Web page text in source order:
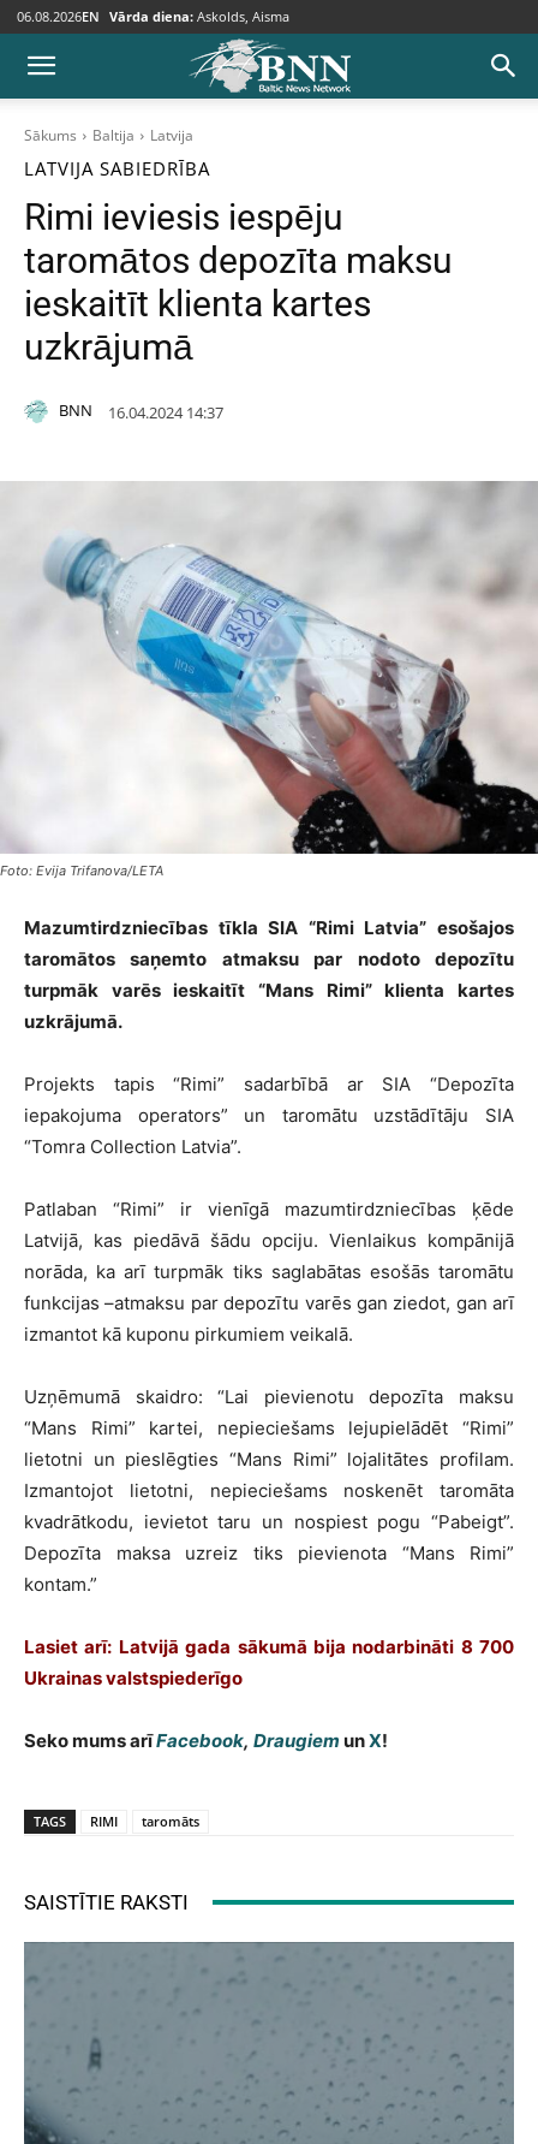
06.08.2026EN Vārda diena: Askolds, Aisma
Sākums Baltija Latvija
LATVIJA SABIEDRĪBA
Rimi ieviesis iespēju
taromātos depozīta maksu
ieskaitīt klienta kartes
uzkrājumā
BNN 16.04.2024 14:37
Foto: Evija Trifanova/LETA
Mazumtirdzniecības tīkla SIA “RimiLatvia” esošajos
taromātos saņemto atmaksu par nodoto depozītu
turpmāk varēs ieskaitīt “Mans Rimi” klienta kartes
uzkrājumā.
Projekts tapis “Rimi” sadarbībā ar SIA “Depozīta
iepakojuma operators” un taromātu uzstādītāju SIA
“Tomra Collection Latvia”.
Patlaban “Rimi” ir vienīgā mazumtirdzniecības ķēde
Latvijā, kas piedāvā šādu opciju. Vienlaikus kompānijā
norāda, ka arī turpmāk tiks saglabātas esošās taromātu
funkcijas –atmaksu par depozītu varēs gan ziedot, gan arī
izmantot kā kuponu pirkumiem veikalā.
Uzņēmumā skaidro: “Lai pievienotu depozīta maksu
“Mans Rimi” kartei, nepieciešams lejupielādēt “Rimi”
lietotni un pieslēgties “Mans Rimi” lojalitātes profilam.
Izmantojot lietotni, nepieciešams noskenēt taromāta
kvadrātkodu, ievietot taru un nospiest pogu “Pabeigt”.
Depozīta maksa uzreiz tiks pievienota “Mans Rimi”
kontam.”
Lasiet arī: Latvijā gada sākumā bija nodarbināti 8 700
Ukrainas valstspiederīgo
Seko mums arīFacebook, Draugiem unX!
TAGS RIMI taromāts
SAISTĪTIE RAKSTI